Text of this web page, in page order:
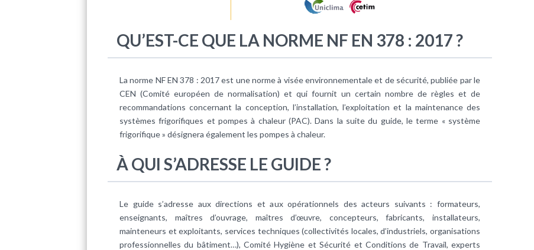
QU’EST-CE QUE LA NORME NF EN 378 : 2017 ?
La norme NF EN 378 : 2017 est une norme à visée environnementale et de sécurité, publiée par le
CEN (Comité européen de normalisation) et qui fournit un certain nombre de règles et de
recommandations concernant la conception, l’installation, l’exploitation et la maintenance des
systèmes frigorifiques et pompes à chaleur (PAC). Dans la suite du guide, le terme « système
frigorifique » désignera également les pompes à chaleur.
À QUI S’ADRESSE LE GUIDE ?
Le guide s’adresse aux directions et aux opérationnels des acteurs suivants : formateurs,
enseignants, maîtres d’ouvrage, maîtres d’œuvre, concepteurs, fabricants, installateurs,
mainteneurs et exploitants, services techniques (collectivités locales, d’industriels, organisations
professionnelles du bâtiment…), Comité Hygiène et Sécurité et Conditions de Travail, experts